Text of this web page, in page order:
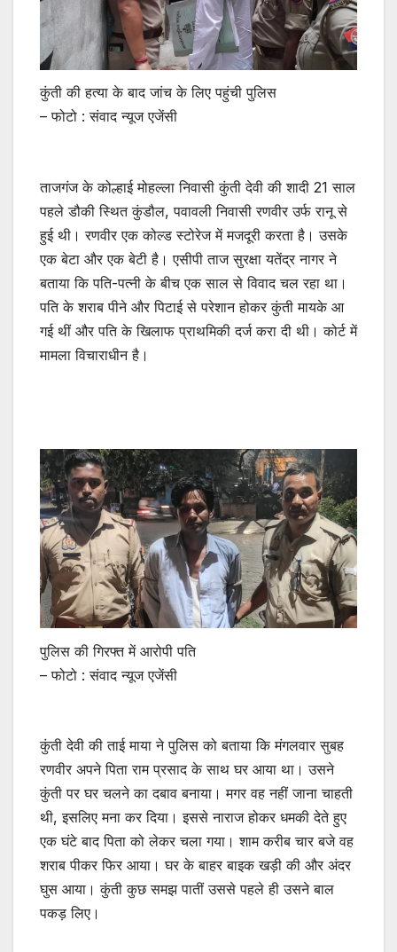
कुंती की हत्या के बाद जांच के लिए पहुंची पुलिस
– फोटो : संवाद न्यूज एजेंसी
ताजगंज के कोल्हाई मोहल्ला निवासी कुंती देवी की शादी 21 साल
पहले डौकी स्थित कुंडौल, पवावली निवासी रणवीर उर्फ रानू से
हुई थी। रणवीर एक कोल्ड स्टोरेज में मजदूरी करता है। उसके
एक बेटा और एक बेटी है। एसीपी ताज सुरक्षा यतेंद्र नागर ने
बताया कि पति-पत्नी के बीच एक साल से विवाद चल रहा था।
पति के शराब पीने और पिटाई से परेशान होकर कुंती मायके आ
गई थीं और पति के खिलाफ प्राथमिकी दर्ज करा दी थी। कोर्ट में
मामला विचाराधीन है।
पुलिस की गिरफ्त में आरोपी पति
– फोटो : संवाद न्यूज एजेंसी
कुंती देवी की ताई माया ने पुलिस को बताया कि मंगलवार सुबह
रणवीर अपने पिता राम प्रसाद के साथ घर आया था। उसने
कुंती पर घर चलने का दबाव बनाया। मगर वह नहीं जाना चाहती
थी, इसलिए मना कर दिया। इससे नाराज होकर धमकी देते हुए
एक घंटे बाद पिता को लेकर चला गया। शाम करीब चार बजे वह
शराब पीकर फिर आया। घर के बाहर बाइक खड़ी की और अंदर
घुस आया। कुंती कुछ समझ पातीं उससे पहले ही उसने बाल
पकड़ लिए।